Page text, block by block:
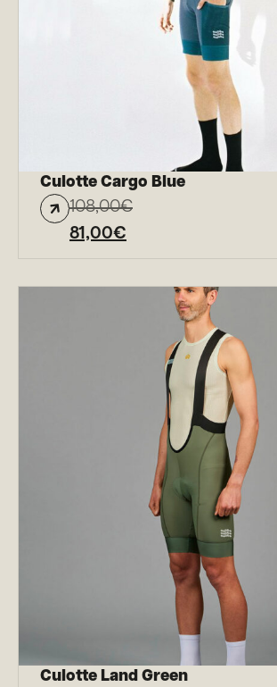
Culotte Cargo Blue
108,00€
81,00€
Culotte Land Green